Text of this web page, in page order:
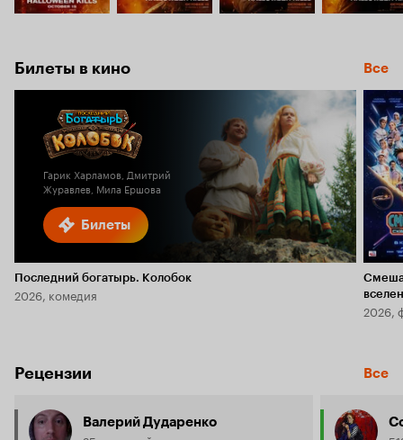
Билеты в кино Все
Билеты
Гарик Харламов, Дмитрий
Журавлев, Мила Ершова
Последний богатырь. Колобок
2026, комедия
2026,
Рецензии Все
Валерий Дударенко